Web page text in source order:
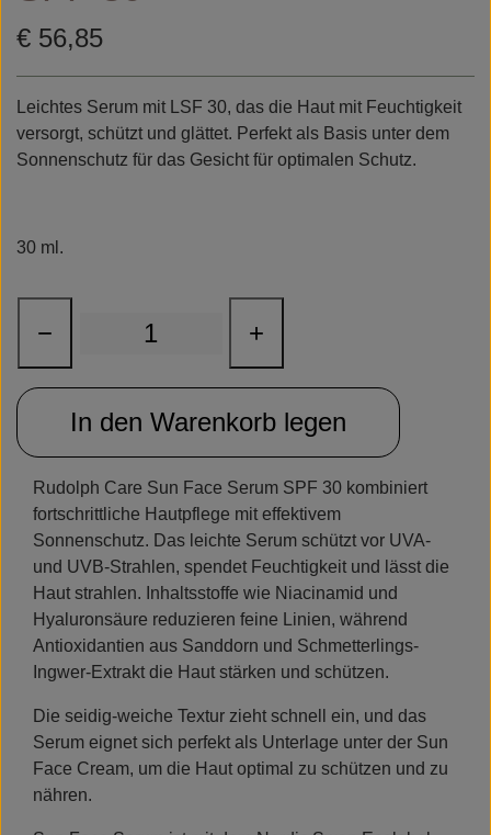
€ 56,85
Leichtes Serum mit LSF 30, das die Haut mit Feuchtigkeit
versorgt, schützt und glättet. Perfekt als Basis unter dem
Sonnenschutz für das Gesicht für optimalen Schutz.
30 ml.
− +
In den Warenkorb legen
Rudolph Care Sun Face Serum SPF 30 kombiniert
fortschrittliche Hautpflege mit effektivem
Sonnenschutz. Das leichte Serum schützt vor UVA-
und UVB-Strahlen, spendet Feuchtigkeit und lässt die
Haut strahlen. Inhaltsstoffe wie Niacinamid und
Hyaluronsäure reduzieren feine Linien, während
Antioxidantien aus Sanddorn und Schmetterlings-
Ingwer-Extrakt die Haut stärken und schützen.
Die seidig-weiche Textur zieht schnell ein, und das
Serum eignet sich perfekt als Unterlage unter der Sun
Face Cream, um die Haut optimal zu schützen und zu
nähren.